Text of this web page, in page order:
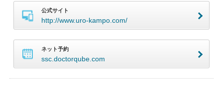
公式サイト
http://www.uro-kampo.com/
ネット予約
ssc.doctorqube.com